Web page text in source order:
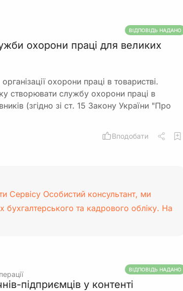
ВІДПОВІДЬ НАДАНО
охорони праці для великих
охорони праці в товаристві.
створювати службу охорони праці в
(згідно зі ст. 15 Закону України "Про
Вподобати
Сервісу Особистий консультант, ми
бухгалтерського та кадрового обліку. На
ВІДПОВІДЬ НАДАНО
підприємців у контенті